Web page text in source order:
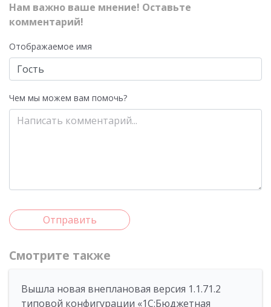
Нам важно ваше мнение! Оставьте
комментарий!
Отображаемое имя
Чем мы можем вам помочь?
Отправить
Смотрите также
Вышла новая внеплановая версия 1.1.71.2
типовой конфигурации «1C:Бюджетная